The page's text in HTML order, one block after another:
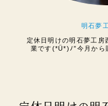
明石夢
定休日明けの明石夢工
業です(*Ü*)ﾉ”今月から